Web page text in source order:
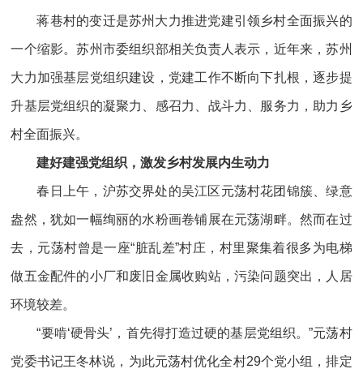
蒋巷村的变迁是苏州大力推进党建引领乡村全面振兴的
一个缩影。苏州市委组织部相关负责人表示，近年来，苏州
大力加强基层党组织建设，党建工作不断向下扎根，逐步提
升基层党组织的凝聚力、感召力、战斗力、服务力，助力乡
村全面振兴。
建好建强党组织，激发乡村发展内生动力
春日上午，沪苏交界处的吴江区元荡村花团锦簇、绿意
盎然，犹如一幅绚丽的水粉画卷铺展在元荡湖畔。然而在过
去，元荡村曾是一座“脏乱差”村庄，村里聚集着很多为电梯
做五金配件的小厂和废旧金属收购站，污染问题突出，人居
环境较差。
“要啃‘硬骨头’，首先得打造过硬的基层党组织。”元荡村
党委书记王冬林说，为此元荡村优化全村29个党小组，排定